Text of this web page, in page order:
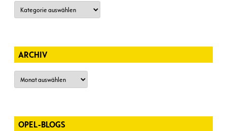
Kategorien
ARCHIV
Archiv
OPEL-BLOGS